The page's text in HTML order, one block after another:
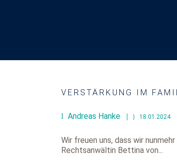
VERSTÄRKUNG IM
Andreas Hanke 18.01.2024
Wir freuen uns, dass wir
Rechtsanwältin Bettina von...